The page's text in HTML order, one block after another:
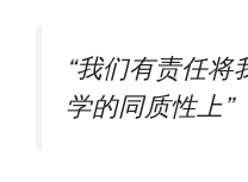
“我们有责任
学的同质性上”